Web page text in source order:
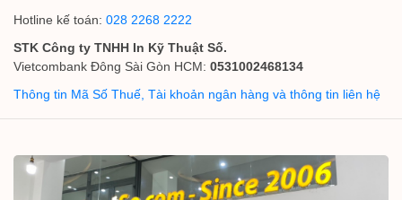
Hotline kế toán: 028 2268 2222
STK Công ty TNHH In Kỹ Thuật Số.
Vietcombank Đông Sài Gòn HCM: 0531002468134
Thông tin Mã Số Thuế, Tài khoản ngân hàng và thông tin liên hệ